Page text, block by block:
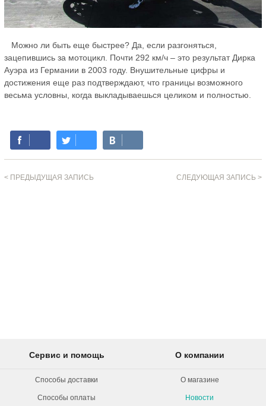
Можно ли быть еще быстрее? Да, если разгоняться,
зацепившись за мотоцикл. Почти 292 км/ч – это результат Дирка
Ауэра из Германии в 2003 году. Внушительные цифры и
достижения еще раз подтверждают, что границы возможного
весьма условны, когда выкладываешься целиком и полностью.
< ПРЕДЫДУЩАЯ ЗАПИСЬ СЛЕДУЮЩАЯ ЗАПИСЬ >
Сервис и помощь
Способы доставки
Способы оплаты
О компании
О магазине
Новости